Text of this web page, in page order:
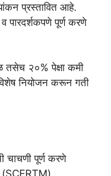
प्रस्तावित आहे.
पारदर्शकपणे पूर्ण करणे
तसेच २०% पेक्षा कमी
नियोजन करून गती
चाचणी पूर्ण करणे